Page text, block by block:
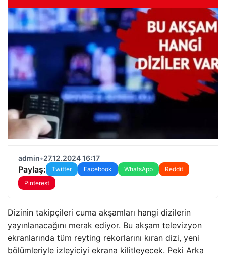
admin•27.12.2024 16:17
Paylaş: Twitter Facebook WhatsApp
Reddit
Pinterest
Dizinin takipçileri cuma akşamları hangi dizilerin
yayınlanacağını merak ediyor. Bu akşam televizyon
ekranlarında tüm reyting rekorlarını kıran dizi, yeni
bölümleriyle izleyiciyi ekrana kilitleyecek. Peki Arka